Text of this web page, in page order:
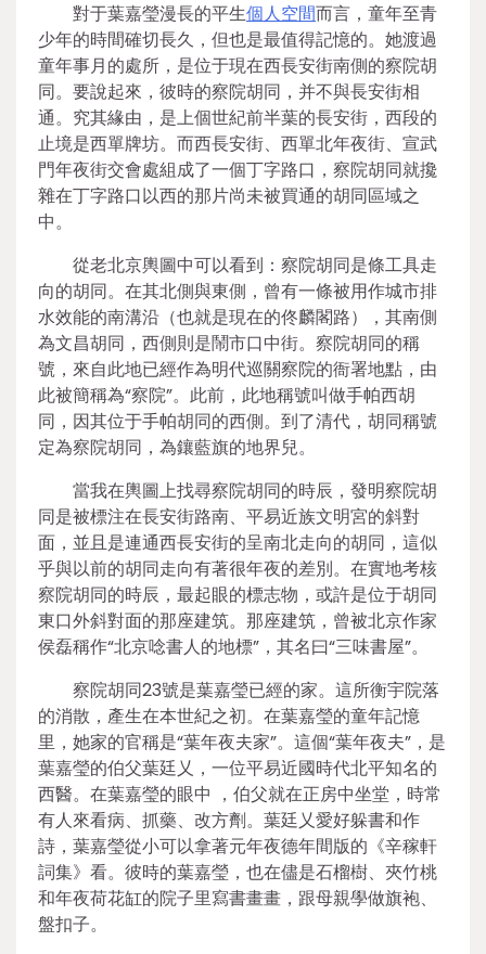
對于葉嘉瑩漫長的平生個人空間而言，童年至青
少年的時間確切長久，但也是最值得記憶的。她渡過
童年事月的處所，是位于現在西長安街南側的察院胡
同。要說起來，彼時的察院胡同，并不與長安街相
通。究其緣由，是上個世紀前半葉的長安街，西段的
止境是西單牌坊。而西長安街、西單北年夜街、宣武
門年夜街交會處組成了一個丁字路口，察院胡同就攙
雜在丁字路口以西的那片尚未被買通的胡同區域之
中。
從老北京輿圖中可以看到：察院胡同是條工具走
向的胡同。在其北側與東側，曾有一條被用作城市排
水效能的南溝沿（也就是現在的佟麟閣路），其南側
為文昌胡同，西側則是鬧市口中街。察院胡同的稱
號，來自此地已經作為明代巡關察院的衙署地點，由
此被簡稱為“察院”。此前，此地稱號叫做手帕西胡
同，因其位于手帕胡同的西側。到了清代，胡同稱號
定為察院胡同，為鑲藍旗的地界兒。
當我在輿圖上找尋察院胡同的時辰，發明察院胡
同是被標注在長安街路南、平易近族文明宮的斜對
面，並且是連通西長安街的呈南北走向的胡同，這似
乎與以前的胡同走向有著很年夜的差別。在實地考核
察院胡同的時辰，最起眼的標志物，或許是位于胡同
東口外斜對面的那座建筑。那座建筑，曾被北京作家
侯磊稱作“北京唸書人的地標”，其名曰“三味書屋”。
察院胡同23號是葉嘉瑩已經的家。這所衡宇院落
的消散，產生在本世紀之初。在葉嘉瑩的童年記憶
里，她家的官稱是“葉年夜夫家”。這個“葉年夜夫”，是
葉嘉瑩的伯父葉廷乂，一位平易近國時代北平知名的
西醫。在葉嘉瑩的眼中 ，伯父就在正房中坐堂，時常
有人來看病、抓藥、改方劑。葉廷乂愛好躲書和作
詩，葉嘉瑩從小可以拿著元年夜德年間版的《辛稼軒
詞集》看。彼時的葉嘉瑩，也在儘是石榴樹、夾竹桃
和年夜荷花缸的院子里寫書畫畫，跟母親學做旗袍、
盤扣子。